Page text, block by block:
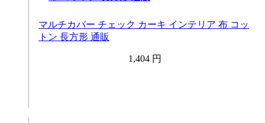
マルチカバー チェック カーキ インテリア 布 コッ
トン 長方形 通販
1,404 円